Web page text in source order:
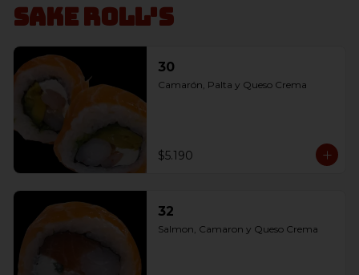
Sake Roll's
30
Camarón, Palta y Queso Crema
$5.190
32
Salmon, Camaron y Queso Crema